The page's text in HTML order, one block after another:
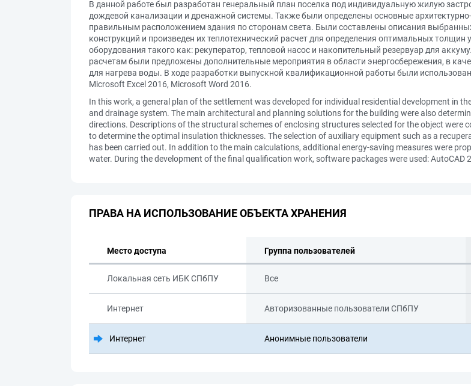
В данной работе был разработан генеральный план поселка под индивидуальную жилую
дождевой канализации и дренажной системы. Также были определены основные
правильным расположением здания по сторонам света. Были составлены описания
конструкций и произведен их теплотехнический расчет для определения оптимальных
оборудования такого как: рекуператор, тепловой насос и накопительный резервуар для
расчетам были предложены дополнительные мероприятия в области энергосбережения, в
для нагрева воды. В ходе разработки выпускной квалификационной работы были
Microsoft Excel 2016, Microsoft Word 2016.
In this work, a general plan of the settlement was developed for individual residential development in
and drainage system. The main architectural and planning solutions for the building were also
directions. Descriptions of the structural schemes of enclosing structures selected for the object were
to determine the optimal insulation thicknesses. The selection of auxiliary equipment such as a
has been carried out. In addition to the main calculations, additional energy-saving measures were
water. During the development of the final qualification work, software packages were used: AutoCAD
ПРАВА НА ИСПОЛЬЗОВАНИЕ ОБЪЕКТА ХРАНЕНИЯ
Место доступа Группа пользователей
Локальная сеть ИБК СПбПУ Все
Интернет Авторизованные пользователи СПбПУ
Интернет Анонимные пользователи